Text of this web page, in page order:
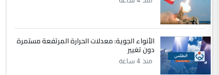
الأنواء الجوية: معدلات الحرارة المرتفعة مستمرة
دون تغيير
منذ 4 ساعة